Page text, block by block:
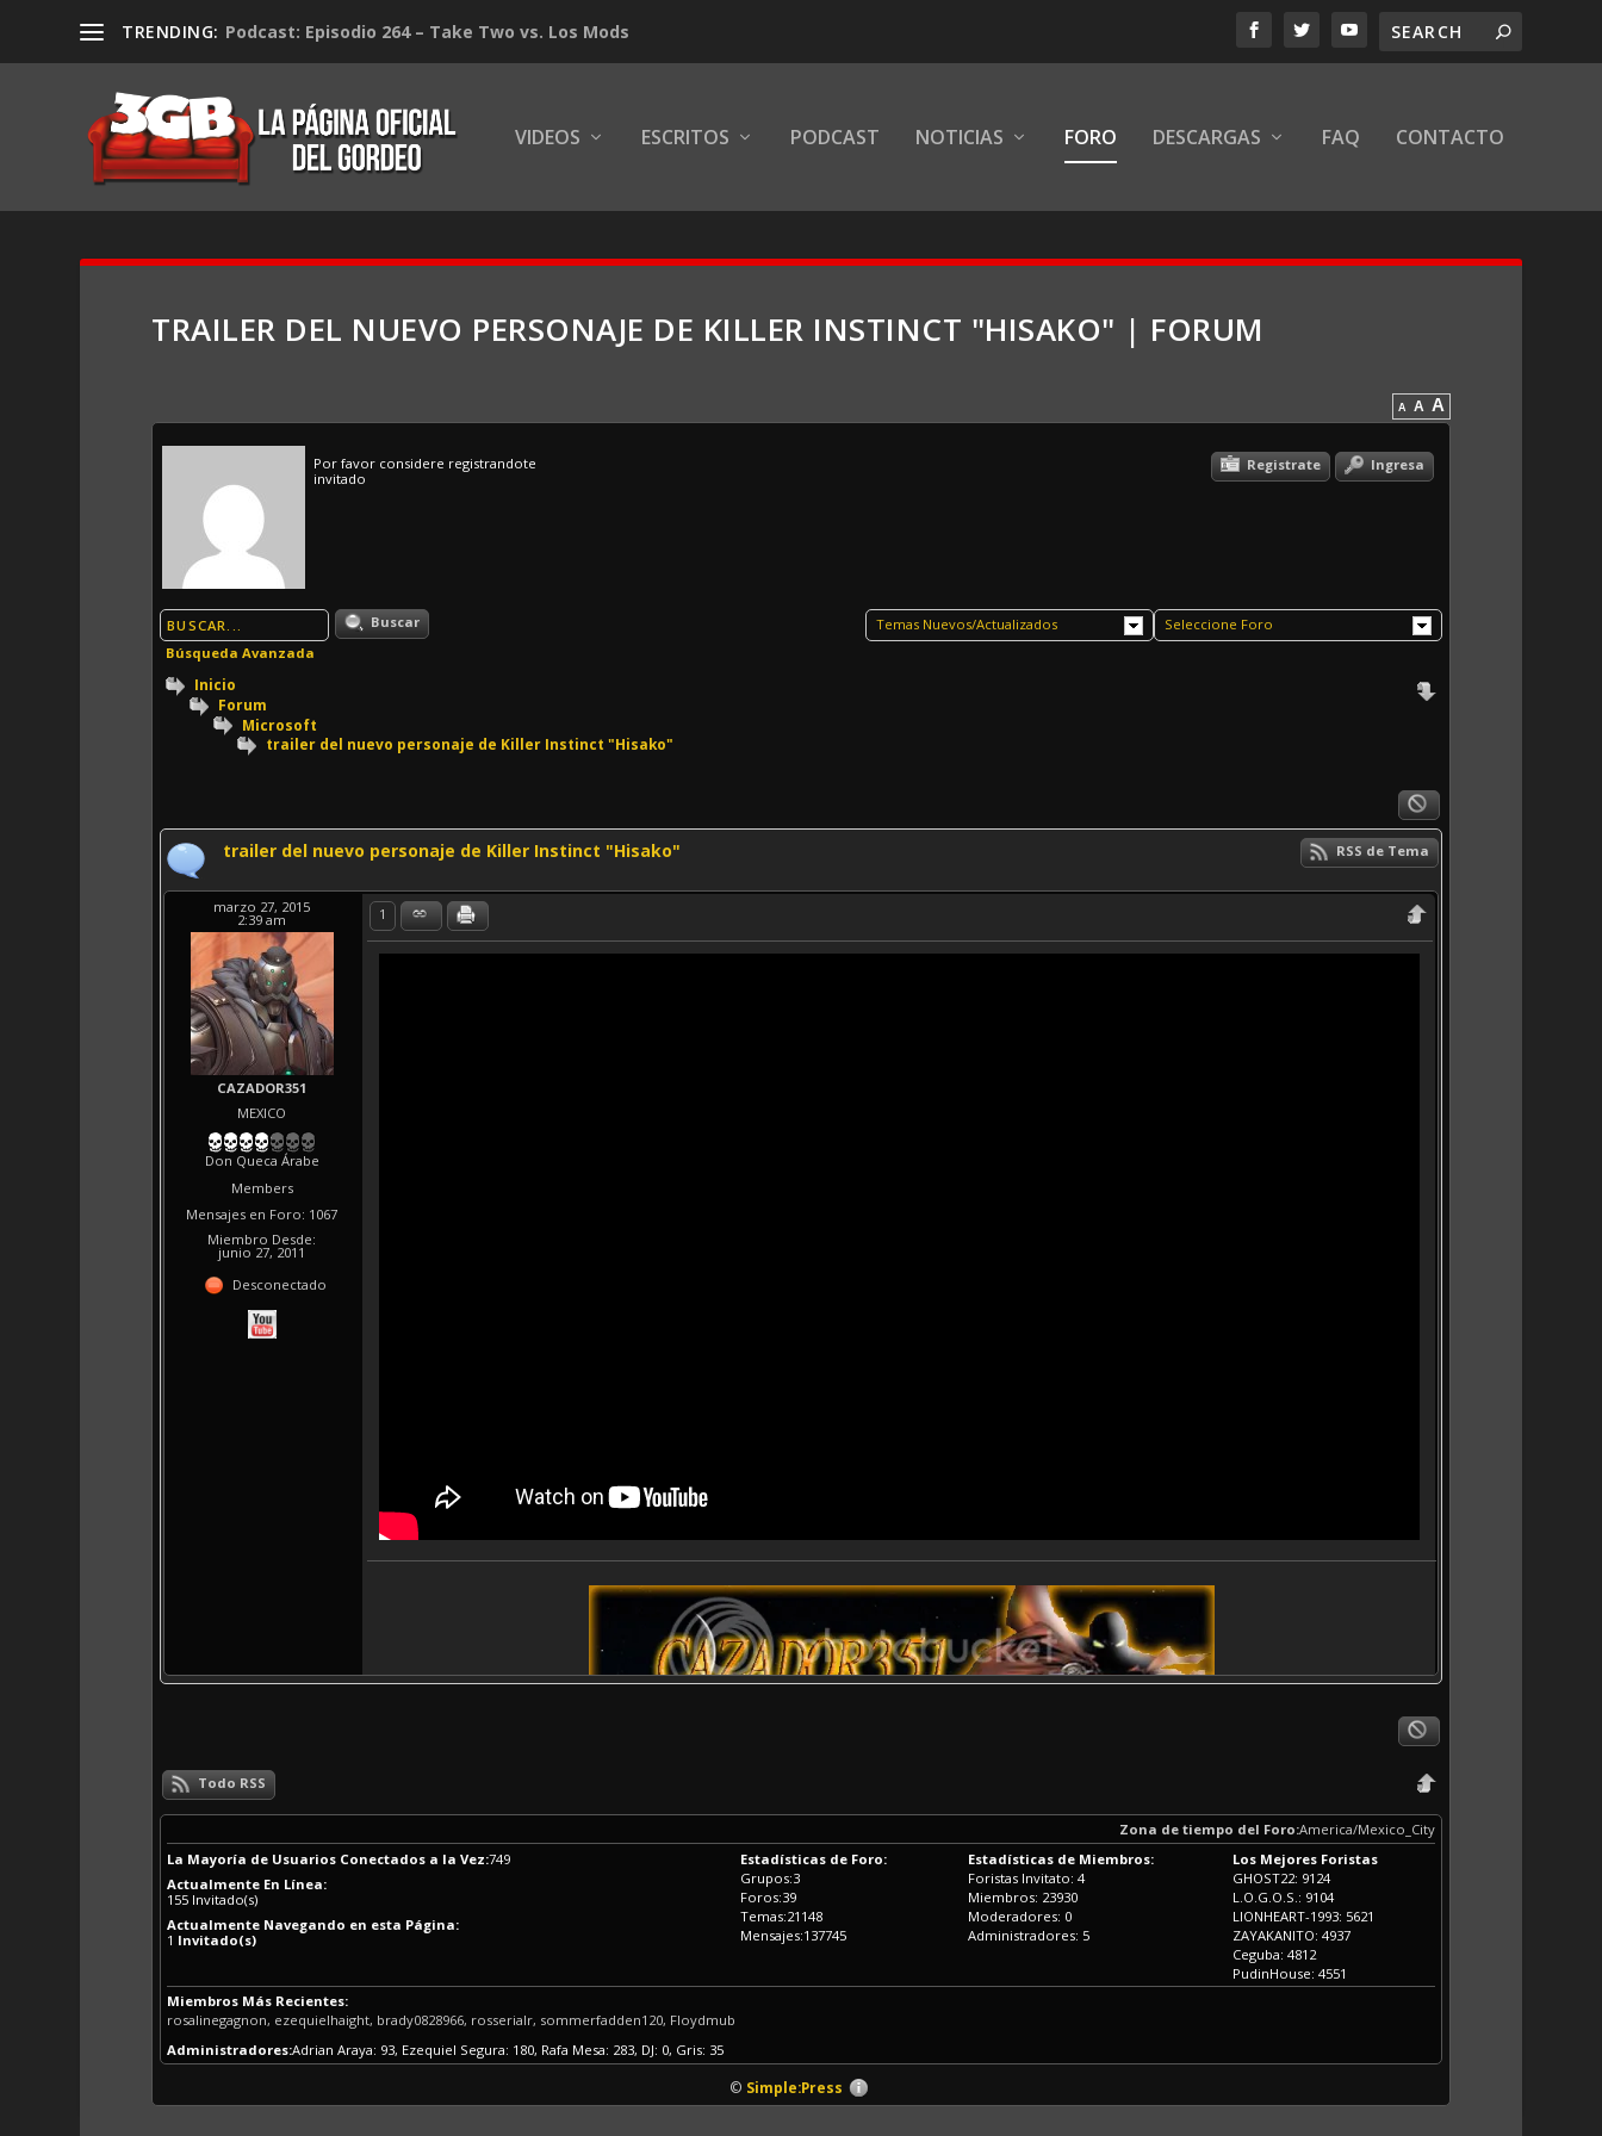
TRENDING: Podcast: Episodio 264 – Take Two vs. Los Mods
VIDEOS ESCRITOS PODCAST NOTICIAS FORO DESCARGAS FAQ CONTACTO
TRAILER DEL NUEVO PERSONAJE DE KILLER INSTINCT "HISAKO" | FORUM
A A A
Por favor considere registrandote
invitado
Ingresa
Registrate
Seleccione Foro
Temas Nuevos/Actualizados
Buscar
Búsqueda Avanzada
Inicio
Forum
Microsoft
trailer del nuevo personaje de Killer Instinct "Hisako"
RSS de Tema
trailer del nuevo personaje de Killer Instinct "Hisako"
marzo 27, 2015
2:39 am
CAZADOR351
MEXICO
Don Queca Árabe
Members
Mensajes en Foro: 1067
Miembro Desde:
junio 27, 2011
Desconectado
1
Todo RSS
Zona de tiempo del Foro:America/Mexico_City
La Mayoría de Usuarios Conectados a la Vez:749
Actualmente En Línea:
155 Invitado(s)
Actualmente Navegando en esta Página:
1 Invitado(s)
Los Mejores Foristas
GHOST22: 9124
L.O.G.O.S.: 9104
LIONHEART-1993: 5621
ZAYAKANITO: 4937
Ceguba: 4812
PudinHouse: 4551
Estadísticas de Miembros:
Foristas Invitato: 4
Miembros: 23930
Moderadores: 0
Administradores: 5
Estadísticas de Foro:
Grupos:3
Foros:39
Temas:21148
Mensajes:137745
Miembros Más Recientes:
rosalinegagnon, ezequielhaight, brady0828966, rosserialr, sommerfadden120, Floydmub
Administradores:Adrian Araya: 93, Ezequiel Segura: 180, Rafa Mesa: 283, DJ: 0, Gris: 35
© Simple:Press